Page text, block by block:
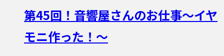
第45回！音響屋さんのお仕事〜イヤ
モニ作った！〜